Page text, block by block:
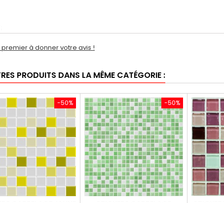
premier à donner votre avis !
PRODUITS DANS LA MÊME CATÉGORIE :
-50% -50%